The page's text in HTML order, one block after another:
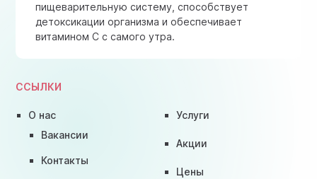
ССЫЛКИ
О нас
Вакансии
Контакты
Услуги
Акции
Цены
пищеварительную систему, способствует
детоксикации организма и обеспечивает
витамином C с самого утра.